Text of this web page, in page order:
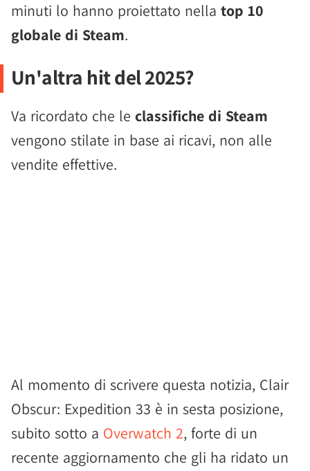
minuti lo hanno proiettato nella top 10
globale di Steam.
Un'altra hit del 2025?
Va ricordato che le classifiche di Steam
vengono stilate in base ai ricavi, non alle
vendite effettive.
Al momento di scrivere questa notizia, Clair
Obscur: Expedition 33 è in sesta posizione,
subito sotto a Overwatch 2, forte di un
recente aggiornamento che gli ha ridato un